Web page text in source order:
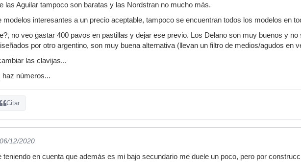
las Aguilar tampoco son baratas y las Nordstran no mucho más.
interesantes a un precio aceptable, tampoco se encuentran todos los modelos en
no veo gastar 400 pavos en pastillas y dejar ese previo. Los Delano son muy buenos y no
por otro argentino, son muy buena alternativa (llevan un filtro de medios/agudos en
las clavijas...
haz números...
Citar
12/2020
teniendo en cuenta que además es mi bajo secundario me duele un poco, pero por